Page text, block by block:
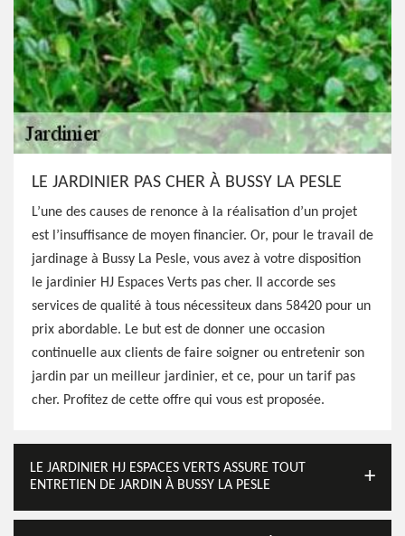
LE JARDINIER PAS CHER À BUSSY LA PESLE
L’une des causes de renonce à la réalisation d’un projet
est l’insuffisance de moyen financier. Or, pour le travail de
jardinage à Bussy La Pesle, vous avez à votre disposition
le jardinier HJ Espaces Verts pas cher. Il accorde ses
services de qualité à tous nécessiteux dans 58420 pour un
prix abordable. Le but est de donner une occasion
continuelle aux clients de faire soigner ou entretenir son
jardin par un meilleur jardinier, et ce, pour un tarif pas
cher. Profitez de cette offre qui vous est proposée.
LE JARDINIER HJ ESPACES VERTS ASSURE TOUT
ENTRETIEN DE JARDIN À BUSSY LA PESLE